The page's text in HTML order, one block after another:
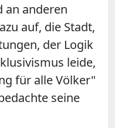
an anderen
auf, die Stadt,
der Logik
leide,
für alle Völker"
seine